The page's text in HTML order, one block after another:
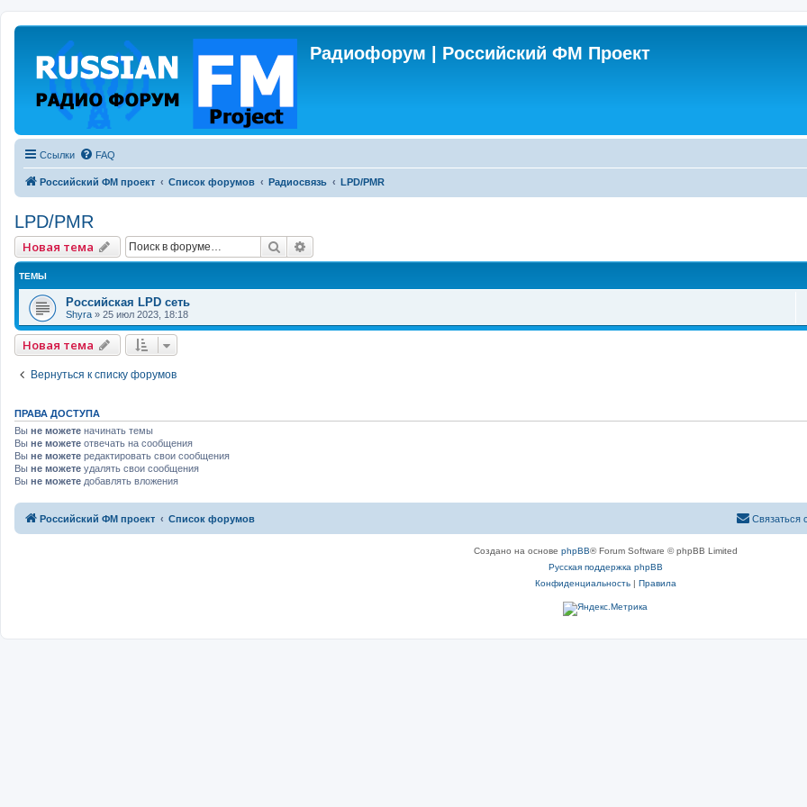
Радиофорум | Российский ФМ Проект
Ссылки FAQ
Российский ФМ проект Список форумов Радиосвязь LPD/PMR
LPD/PMR
Новая тема Поиск
ТЕМЫ
Российская LPD сеть
Shyra » 25 июл 2023, 18:18
Новая тема
Вернуться к списку форумов
ПРАВА ДОСТУПА
Вы не можете начинать темы
Вы не можете отвечать на сообщения
Вы не можете редактировать свои сообщения
Вы не можете удалять свои сообщения
Вы не можете добавлять вложения
Российский ФМ проект Список форумов Связаться
Создано на основе phpBB® Forum Software © phpBB Limited
Русская поддержка phpBB
Конфиденциальность| Правила